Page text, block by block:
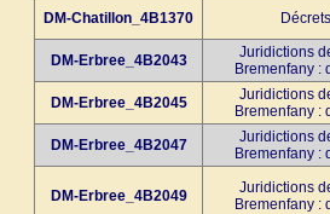
DM-Chatillon_4B1370
DM-Erbree_4B2043
Juridictions
Bremenfany :
DM-Erbree_4B2045
Juridictions
Bremenfany :
DM-Erbree_4B2047
Juridictions
Bremenfany :
DM-Erbree_4B2049
Juridictions
Bremenfany :